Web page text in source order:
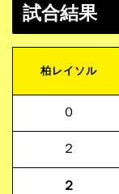
試合結果
柏レイソル
０
２
２